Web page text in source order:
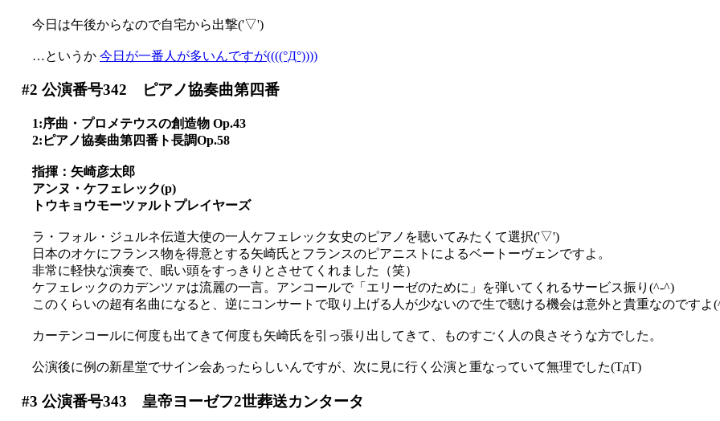
今日は午後からなので自宅から出撃('▽')
…というか 今日が一番人が多いんですが((((°Д°))))
#2 公演番号342 ピアノ協奏曲第四番
1:序曲・プロメテウスの創造物 Op.43
2:ピアノ協奏曲第四番ト長調Op.58
指揮：矢崎彦太郎
アンヌ・ケフェレック(p)
トウキョウモーツァルトプレイヤーズ
ラ・フォル・ジュルネ伝道大使の一人ケフェレック女史のピアノを聴いてみたくて選択('▽')
日本のオケにフランス物を得意とする矢崎氏とフランスのピアニストによるベートーヴェンですよ。
非常に軽快な演奏で、眠い頭をすっきりとさせてくれました（笑）
ケフェレックのカデンツァは流麗の一言。アンコールで「エリーゼのために」を弾いてくれるサービス振り(^-^)
このくらいの超有名曲になると、逆にコンサートで取り上げる人が少ないので生で聴ける機会は意外と貴重なのですよ
カーテンコールに何度も出てきて何度も矢崎氏を引っ張り出してきて、ものすごく人の良さそうな方でした。
公演後に例の新星堂でサイン会あったらしいんですが、次に見に行く公演と重なっていて無理でした(TдT)
#3 公演番号343 皇帝ヨーゼフ2世葬送カンタータ